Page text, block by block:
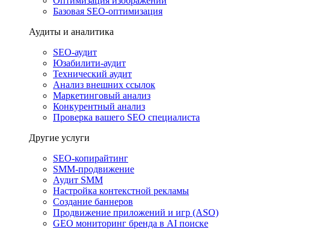
Базовая SEO-оптимизация
Аудиты и аналитика
SEO-аудит
Юзабилити-аудит
Технический аудит
Анализ внешних ссылок
Маркетинговый анализ
Конкурентный анализ
Проверка вашего SEO специалиста
Другие услуги
SEO-копирайтинг
SMM-продвижение
Аудит SMM
Настройка контекстной рекламы
Создание баннеров
Продвижение приложений и игр (ASO)
GEO мониторинг бренда в AI поиске